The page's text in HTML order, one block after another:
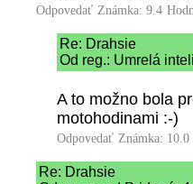
Odpovedať Známka: 9.4
Re: Drahsie
Od reg.: Umrelá
A to možno bola
motohodinami :-)
Odpovedať Známka: 10.0
Re: Drahsie